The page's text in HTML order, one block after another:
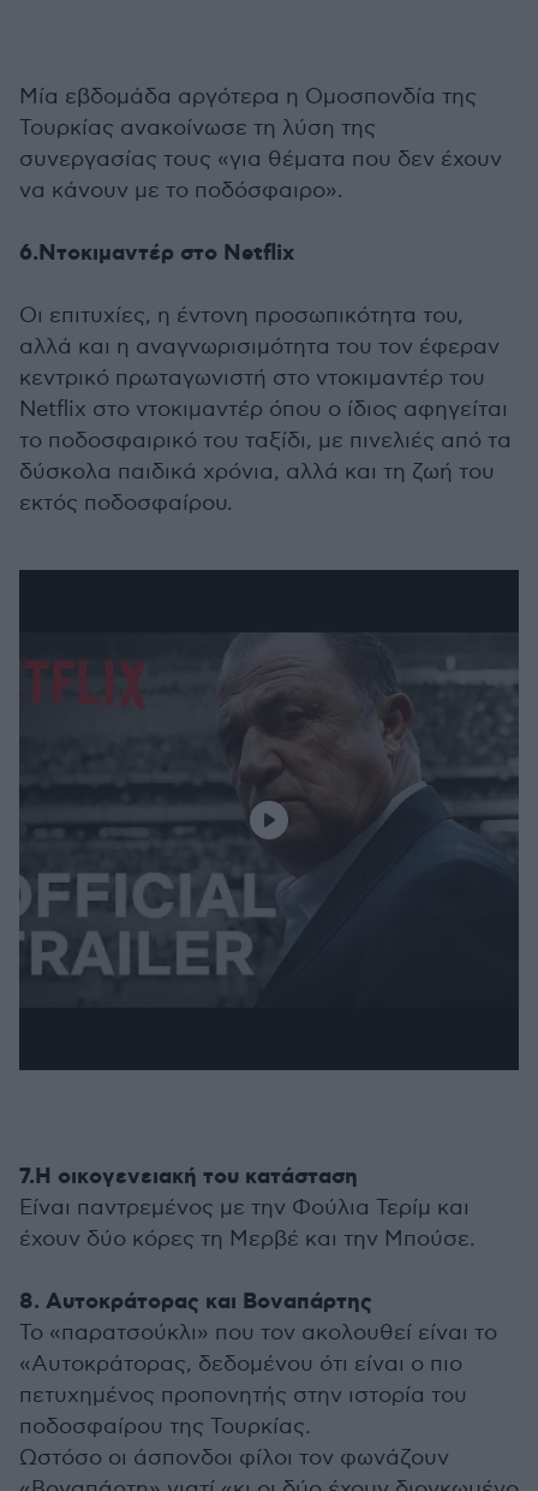
Μία εβδομάδα αργότερα η Ομοσπονδία της
Τουρκίας ανακοίνωσε τη λύση της
συνεργασίας τους «για θέματα που δεν έχουν
να κάνουν με το ποδόσφαιρο».
6.Ντοκιμαντέρ στο Netflix
Οι επιτυχίες, η έντονη προσωπικότητα του,
αλλά και η αναγνωρισιμότητα του τον έφεραν
κεντρικό πρωταγωνιστή στο ντοκιμαντέρ του
Netflix στο ντοκιμαντέρ όπου ο ίδιος αφηγείται
το ποδοσφαιρικό του ταξίδι, με πινελιές από τα
δύσκολα παιδικά χρόνια, αλλά και τη ζωή του
εκτός ποδοσφαίρου.
7.Η οικογενειακή του κατάσταση
Είναι παντρεμένος με την Φούλια Τερίμ και
έχουν δύο κόρες τη Μερβέ και την Μπούσε.
8. Αυτοκράτορας και Βοναπάρτης
Το «παρατσούκλι» που τον ακολουθεί είναι το
«Αυτοκράτορας, δεδομένου ότι είναι ο πιο
πετυχημένος προπονητής στην ιστορία του
ποδοσφαίρου της Τουρκίας.
Ωστόσο οι άσπονδοι φίλοι τον φωνάζουν